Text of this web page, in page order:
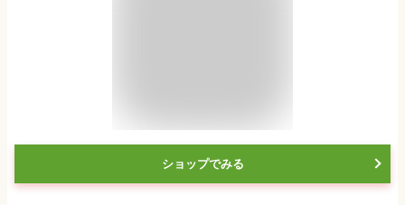
ショップでみる